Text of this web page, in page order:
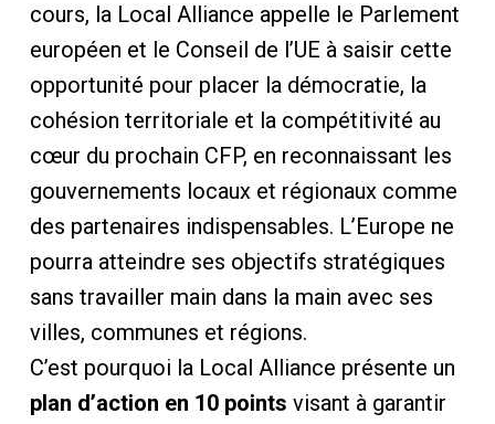
cours, la Local Alliance appelle le Parlement
européen et le Conseil de l’UE à saisir cette
opportunité pour placer la démocratie, la
cohésion territoriale et la compétitivité au
cœur du prochain CFP, en reconnaissant les
gouvernements locaux et régionaux comme
des partenaires indispensables. L’Europe ne
pourra atteindre ses objectifs stratégiques
sans travailler main dans la main avec ses
villes, communes et régions.
C’est pourquoi la Local Alliance présente un
plan d’action en 10 points visant à garantir